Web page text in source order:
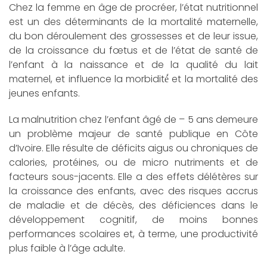
Chez la femme en âge de procréer, l’état nutritionnel
est un des déterminants de la mortalité maternelle,
du bon déroulement des grossesses et de leur issue,
de la croissance du fœtus et de l’état de santé de
l’enfant à la naissance et de la qualité du lait
maternel, et influence la morbidité́ et la mortalité des
jeunes enfants.
La malnutrition chez l’enfant âgé de – 5 ans demeure
un problème majeur de santé publique en Côte
d’Ivoire. Elle résulte de déficits aigus ou chroniques de
calories, protéines, ou de micro nutriments et de
facteurs sous-jacents. Elle a des effets délétères sur
la croissance des enfants, avec des risques accrus
de maladie et de décès, des déficiences dans le
développement cognitif, de moins bonnes
performances scolaires et, à terme, une productivité
plus faible à l’âge adulte.